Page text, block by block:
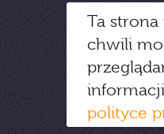
Ta
chwili
polityce